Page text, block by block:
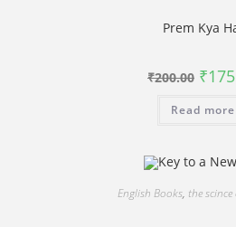
Prem Kya
₹200.00 price
₹
Read more
English Books, the